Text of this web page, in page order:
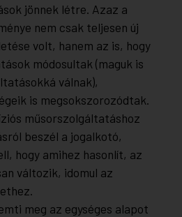
jönnek létre. Azaz a
nem csak teljesen új
volt, hanem az is, hogy
módosultak (maguk is
válnak),
is megsokszorozódtak.
műsorszolgáltatáshoz
beszél a jogalkotó,
hogy amihez hasonlít, az
változik, idomul az
meg az egységes alapot